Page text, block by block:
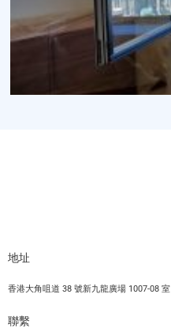
地址
香港大角咀道 38 號新九龍廣場 1007-08 室
聯繫